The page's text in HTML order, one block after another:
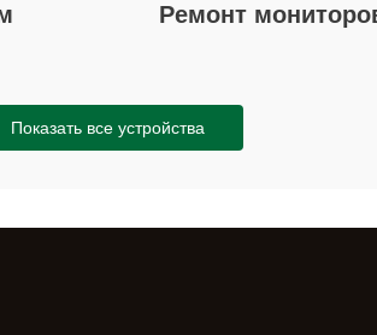
Ремонт
Показать все устройства